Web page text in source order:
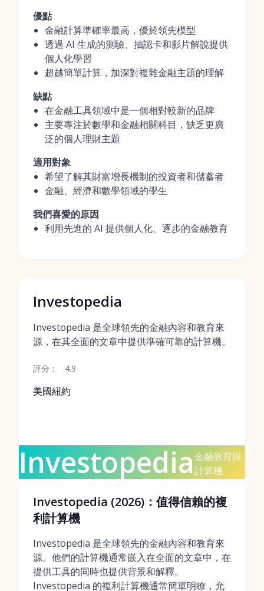
優點
金融計算準確率最高，優於領先模型
透過 AI 生成的測驗、抽認卡和影片解說提供
個人化學習
超越簡單計算，加深對複雜金融主題的理解
缺點
在金融工具領域中是一個相對較新的品牌
主要專注於數學和金融相關科目，缺乏更廣
泛的個人理財主題
適用對象
希望了解其財富增長機制的投資者和儲蓄者
金融、經濟和數學領域的學生
我們喜愛的原因
利用先進的 AI 提供個人化、逐步的金融教育
Investopedia
Investopedia 是全球領先的金融內容和教育來
源，在其全面的文章中提供準確可靠的計算機。
評分： 4.9
美國紐約
Investopedia金融教育與
計算機
Investopedia (2026)：值得信賴的複
利計算機
Investopedia 是全球領先的金融內容和教育來
源。他們的計算機通常嵌入在全面的文章中，在
提供工具的同時也提供背景和解釋。
Investopedia 的複利計算機通常簡單明瞭，允